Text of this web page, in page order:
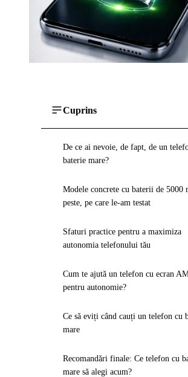
Cuprins
De ce ai nevoie, de fapt, de un
baterie mare?
Modele concrete cu baterii de 5000
peste, pe care le-am testat
Sfaturi practice pentru a maximiza
autonomia telefonului tău
Cum te ajută un telefon cu ecran
pentru autonomie?
Ce să eviți când cauți un telefon cu
mare
Recomandări finale: Ce telefon cu
mare să alegi acum?